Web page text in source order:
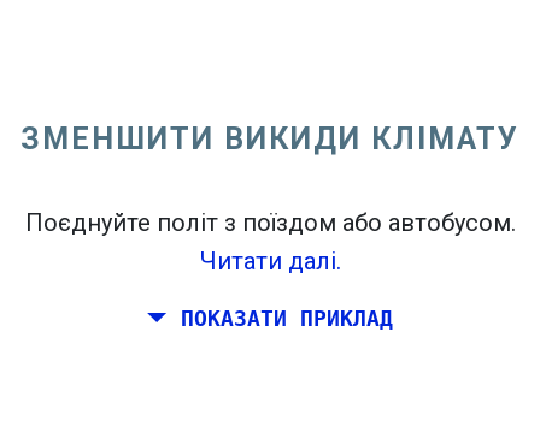
ЗМЕНШИТИ ВИКИДИ КЛІМАТУ
Поєднуйте політ з поїздом або автобусом.
Читати далі.
ПОКАЗАТИ ПРИКЛАД